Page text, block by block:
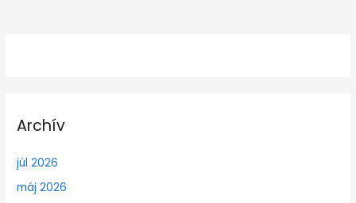
Archív
júl 2026
máj 2026